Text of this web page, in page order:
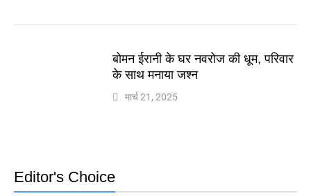
बोमन ईरानी के घर नवरोज की धूम, परिवार
के साथ मनाया जश्न
मार्च 21, 2025
Editor's Choice